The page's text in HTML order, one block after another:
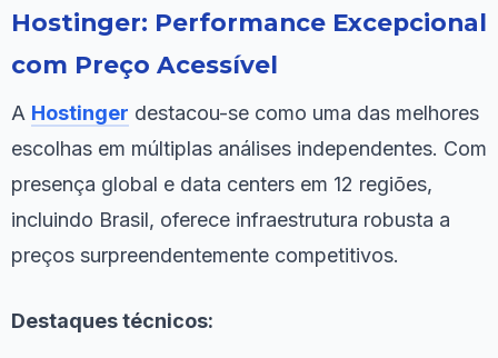
Hostinger: Performance Excepcional
com Preço Acessível
A Hostinger destacou-se como uma das melhores
escolhas em múltiplas análises independentes. Com
presença global e data centers em 12 regiões,
incluindo Brasil, oferece infraestrutura robusta a
preços surpreendentemente competitivos.
Destaques técnicos: